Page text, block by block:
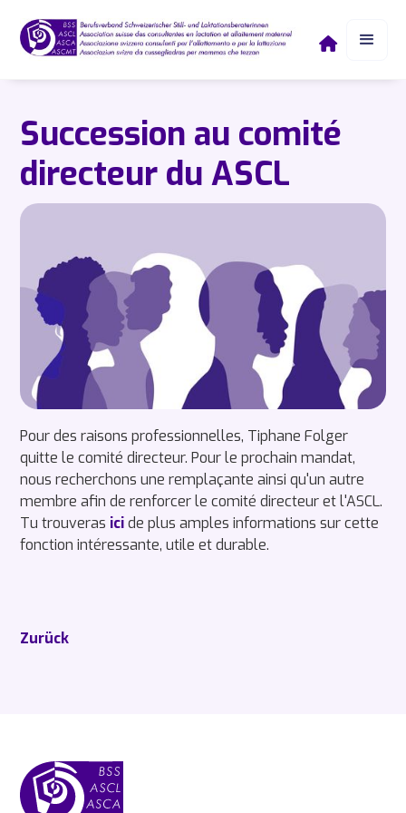

Succession au comité
directeur du ASCL
Pour des raisons professionnelles, Tiphane Folger
quitte le comité directeur. Pour le prochain mandat,
nous recherchons une remplaçante ainsi qu'un autre
membre afin de renforcer le comité directeur et l'ASCL.
Tu trouveras icide plus amples informations sur cette
fonction intéressante, utile et durable.
Zurück